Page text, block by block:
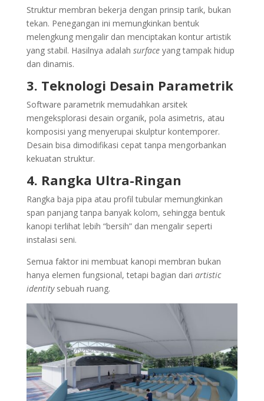
Struktur membran bekerja dengan prinsip tarik, bukan
tekan. Penegangan ini memungkinkan bentuk
melengkung mengalir dan menciptakan kontur artistik
yang stabil. Hasilnya adalah surfaceyang tampak hidup
dan dinamis.
3. Teknologi Desain Parametrik
Software parametrik memudahkan arsitek
mengeksplorasi desain organik, pola asimetris, atau
komposisi yang menyerupai skulptur kontemporer.
Desain bisa dimodifikasi cepat tanpa mengorbankan
kekuatan struktur.
4. Rangka Ultra-Ringan
Rangka baja pipa atau profil tubular memungkinkan
span panjang tanpa banyak kolom, sehingga bentuk
kanopi terlihat lebih “bersih” dan mengalir seperti
instalasi seni.
Semua faktor ini membuat kanopi membran bukan
hanya elemen fungsional, tetapi bagian dari artistic
identitysebuah ruang.